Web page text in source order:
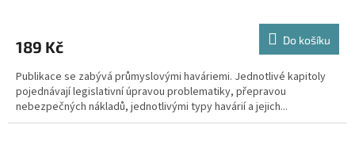
189 Kč Do košíku
Publikace se zabývá průmyslovými haváriemi. Jednotlivé kapitoly
pojednávají legislativní úpravou problematiky, přepravou
nebezpečných nákladů, jednotlivými typy havárií a jejich...